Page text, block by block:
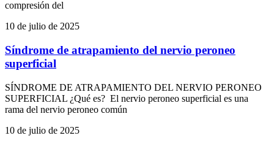
compresión del
10 de julio de 2025
Síndrome de atrapamiento del nervio peroneo
superficial
SÍNDROME DE ATRAPAMIENTO DEL NERVIO PERONEO
SUPERFICIAL ¿Qué es? El nervio peroneo superficial es una
rama del nervio peroneo común
10 de julio de 2025